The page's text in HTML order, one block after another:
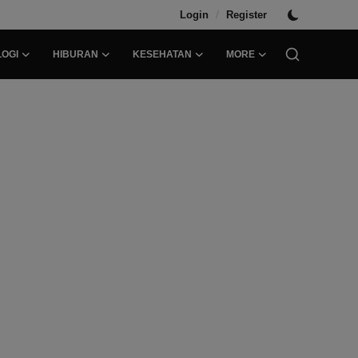
Login / Register
HIBURAN KESEHATAN MORE